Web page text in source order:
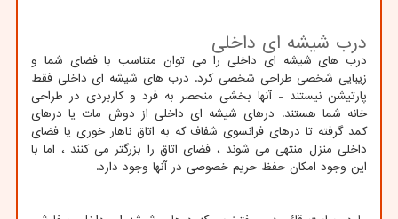
درب شیشه ای داخلی
درب های شیشه ای داخلی را می توان متناسب با فضای شما و
زیبایی شخصی طراحی شخصی کرد. درب های شیشه ای داخلی فقط
پارتیشن نیستند - آنها بخشی منحصر به فرد و کاربردی در طراحی
خانه شما هستند. درهای شیشه ای داخلی از دوش مات یا درهای
کمد گرفته تا درهای فرانسوی شفاف که به اتاق ناهار خوری یا فضای
داخلی منزل منتهی می شوند ، فضای اتاق را بزرگتر می کنند ، اما با
این وجود امکان حفظ حریم خصوصی در آنها وجود دارد.